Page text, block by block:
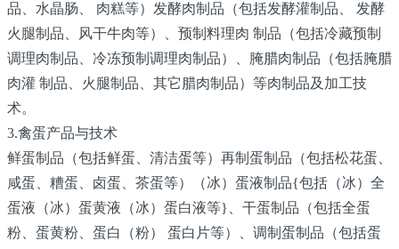
品、水晶肠、 肉糕等）发酵肉制品（包括发酵灌制品、 发酵
火腿制品、风干牛肉等）、预制料理肉 制品（包括冷藏预制
调理肉制品、冷冻预制调理肉制品）、腌腊肉制品（包括腌腊
肉灌 制品、火腿制品、其它腊肉制品）等肉制品及加工技
术。
3.禽蛋产品与技术
鲜蛋制品（包括鲜蛋、清洁蛋等）再制蛋制品（包括松花蛋、
咸蛋、糟蛋、卤蛋、茶蛋等）（冰）蛋液制品{包括（冰）全
蛋液（冰）蛋黄液（冰）蛋白液等}、干蛋制品（包括全蛋
粉、蛋黄粉、蛋白（粉） 蛋白片等）、调制蛋制品（包括蛋